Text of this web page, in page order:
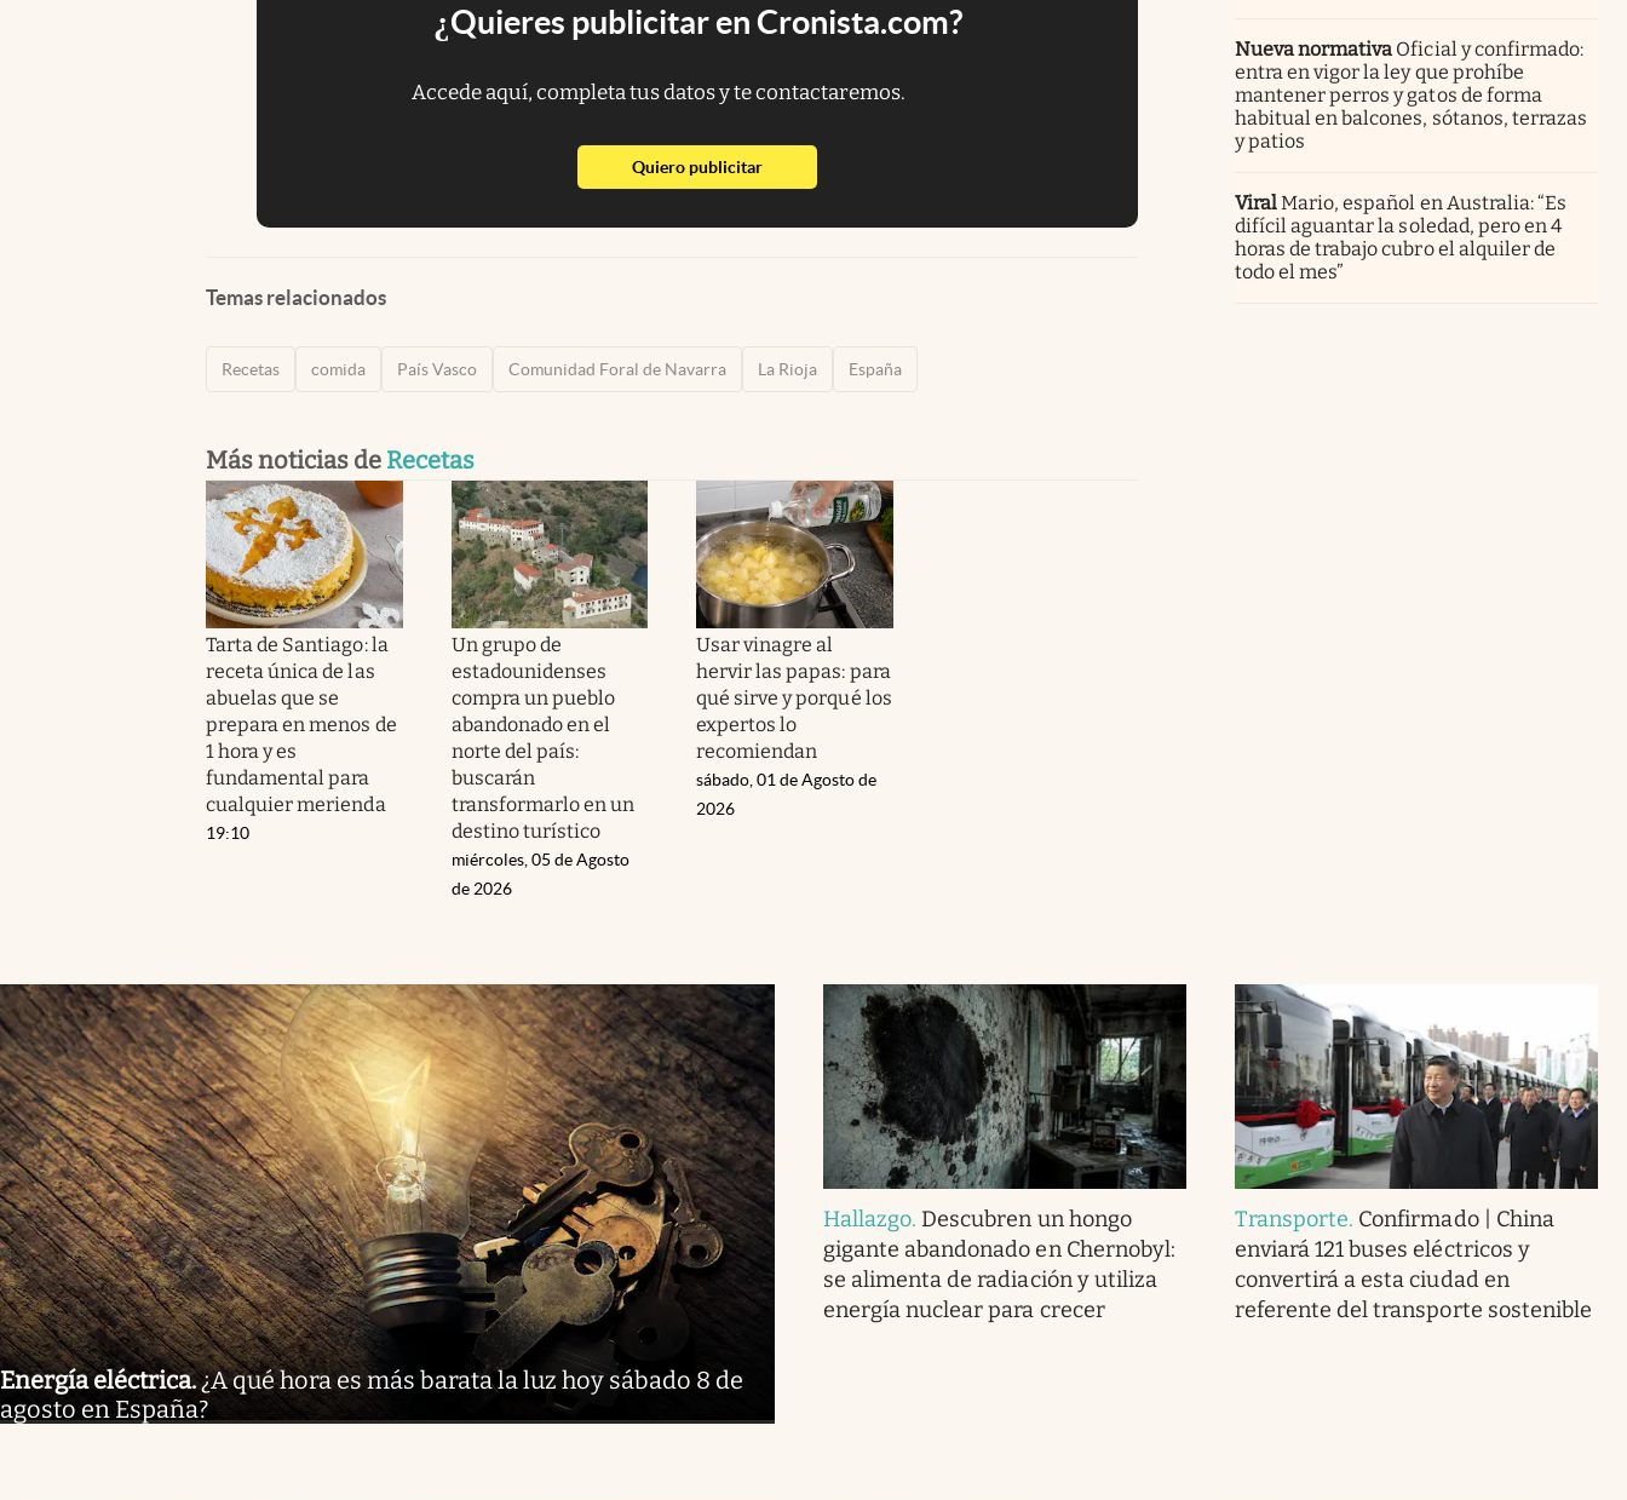
¿Quieres publicitar en Cronista.com?
Accede aquí, completa tus datos y te contactaremos.
Quiero publicitarabre en nueva pestaña
Temas relacionados
Recetas comida País Vasco Comunidad Foral de Navarra La Rioja España
Más noticias de Recetas
Tarta de Santiago: la
receta única de las
abuelas que se
prepara en menos de
1 hora y es
fundamental para
cualquier merienda
19:10
Un grupo de
estadounidenses
compra un pueblo
abandonado en el
norte del país:
buscarán
transformarlo en un
destino turístico
miércoles, 05 de Agosto
de 2026
Usar vinagre al
hervir las papas: para
qué sirve y porqué los
expertos lo
recomiendan
sábado, 01 de Agosto de
2026
Nueva normativa Oficial y confirmado:
entra en vigor la ley que prohíbe
mantener perros y gatos de forma
habitual en balcones, sótanos, terrazas
y patios
ViralMario, español en Australia: “Es
difícil aguantar la soledad, pero en 4
horas de trabajo cubro el alquiler de
todo el mes”
Energía eléctrica.¿A qué hora es más barata la luz hoy sábado 8 de
agosto en España?
Hallazgo. Descubren un hongo
gigante abandonado en Chernobyl:
se alimenta de radiación y utiliza
energía nuclear para crecer
Transporte. Confirmado | China
enviará 121 buses eléctricos y
convertirá a esta ciudad en
referente del transporte sostenible